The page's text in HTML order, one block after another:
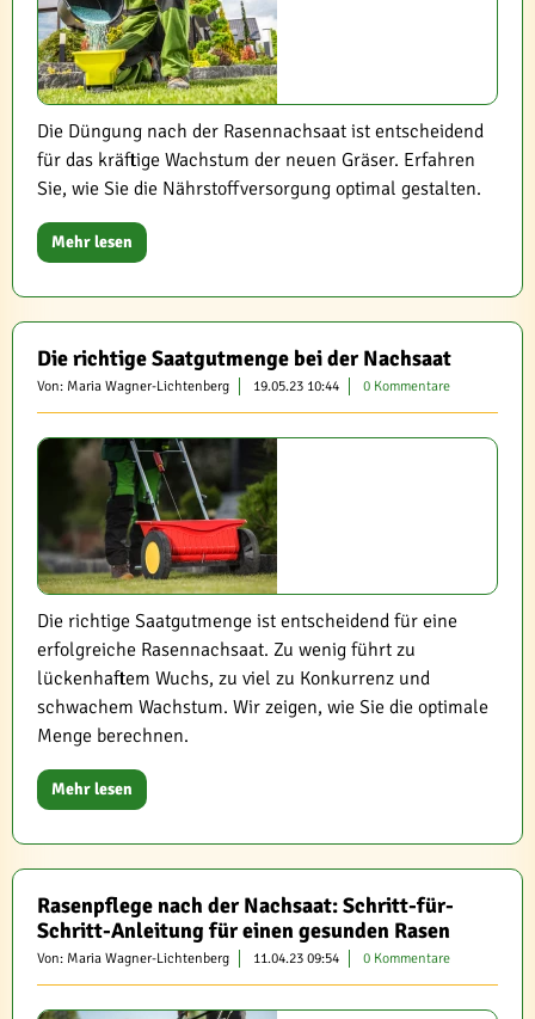
Die Düngung nach der Rasennachsaat ist entscheidend
für das kräftige Wachstum der neuen Gräser. Erfahren
Sie, wie Sie die Nährstoffversorgung optimal gestalten.
Mehr lesen
Die richtige Saatgutmenge bei der Nachsaat
Von: Maria Wagner-Lichtenberg 19.05.23 10:44 0 Kommentare
Die richtige Saatgutmenge ist entscheidend für eine
erfolgreiche Rasennachsaat. Zu wenig führt zu
lückenhaftem Wuchs, zu viel zu Konkurrenz und
schwachem Wachstum. Wir zeigen, wie Sie die optimale
Menge berechnen.
Mehr lesen
Rasenpflege nach der Nachsaat: Schritt-für-
Schritt-Anleitung für einen gesunden Rasen
Von: Maria Wagner-Lichtenberg 11.04.23 09:54 0 Kommentare